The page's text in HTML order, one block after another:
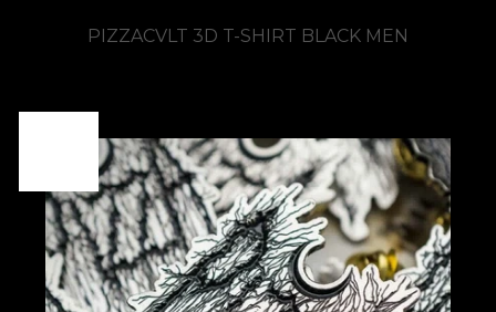
PIZZACVLT 3D T-SHIRT BLACK MEN